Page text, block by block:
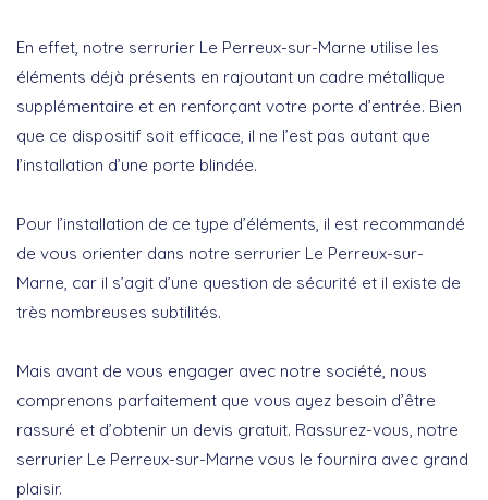
En effet, notre serrurier Le Perreux-sur-Marne utilise les
éléments déjà présents en rajoutant un cadre métallique
supplémentaire et en renforçant votre porte d’entrée. Bien
que ce dispositif soit efficace, il ne l’est pas autant que
l’installation d’une porte blindée.
Pour l’installation de ce type d’éléments, il est recommandé
de vous orienter dans notre serrurier Le Perreux-sur-
Marne, car il s’agit d’une question de sécurité et il existe de
très nombreuses subtilités.
Mais avant de vous engager avec notre société, nous
comprenons parfaitement que vous ayez besoin d’être
rassuré et d’obtenir un devis gratuit. Rassurez-vous, notre
serrurier Le Perreux-sur-Marne vous le fournira avec grand
plaisir.